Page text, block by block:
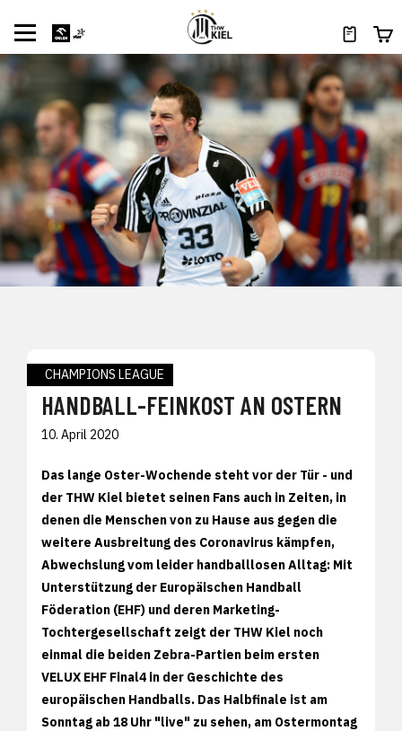
CHAMPIONS LEAGUE
HANDBALL-FEINKOST AN OSTERN
10. April 2020
Das lange Oster-Wochende steht vor der Tür - und
der THW Kiel bietet seinen Fans auch in Zeiten, in
denen die Menschen von zu Hause aus gegen die
weitere Ausbreitung des Coronavirus kämpfen,
Abwechslung vom leider handballlosen Alltag: Mit
Unterstützung der Europäischen Handball
Föderation (EHF) und deren Marketing-
Tochtergesellschaft zeigt der THW Kiel noch
einmal die beiden Zebra-Partien beim ersten
VELUX EHF Final4 in der Geschichte des
europäischen Handballs. Das Halbfinale ist am
Sonntag ab 18 Uhr "live" zu sehen, am Ostermontag